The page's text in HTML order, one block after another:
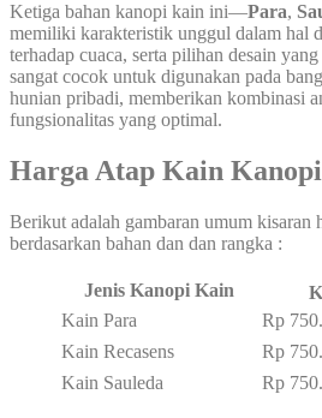
Ketiga bahan kanopi kain ini—Para,
memiliki karakteristik unggul dalam hal
terhadap cuaca, serta pilihan desain
sangat cocok untuk digunakan pada
hunian pribadi, memberikan kombinasi
fungsionalitas yang optimal.
Harga Atap Kain Kanopi
Berikut adalah gambaran umum kisaran
berdasarkan bahan dan dan rangka :
Jenis Kanopi Kain
Kain Para
Rp
Kain Recasens
Rp
Kain Sauleda
Rp